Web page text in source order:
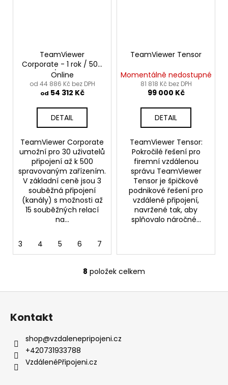
TeamViewer
Corporate - 1 rok / 500
zařízení / 30 uživatelů
3 souběžná připojení
Online
od 44 886 Kč bez DPH
od 54 312 Kč
DETAIL
TeamViewer Corporate
umožní pro 30 uživatelů
připojení až k 500
spravovaným zařízením.
V základní ceně jsou 3
souběžná připojení
(kanály) s možnosti až
15 souběžných relací
na...
3 4 5 6 7
TeamViewer Tensor
Momentálně nedostupné
81 818 Kč bez DPH
99 000 Kč
DETAIL
TeamViewer Tensor:
Pokročilé řešení pro
firemní vzdálenou
správu TeamViewer
Tensor je špičkové
podnikové řešení pro
vzdálené připojení,
navržené tak, aby
splňovalo náročné...
O
v
c
8 položek celkem
Z
Kontakt
shop@vzdalenepripojeni.cz
+420731933788
VzdálenéPřipojeni.cz